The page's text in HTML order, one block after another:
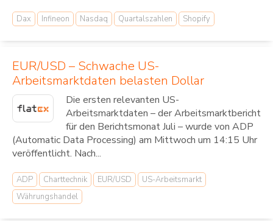
Dax Infineon Nasdaq Quartalszahlen Shopify
EUR/USD – Schwache US-
Arbeitsmarktdaten belasten Dollar
Die ersten relevanten US-
Arbeitsmarktdaten – der Arbeitsmarktbericht
für den Berichtsmonat Juli – wurde von ADP
(Automatic Data Processing) am Mittwoch um 14:15 Uhr
veröffentlicht. Nach...
ADP Charttechnik EUR/USD
US-Arbeitsmarkt
Währungshandel